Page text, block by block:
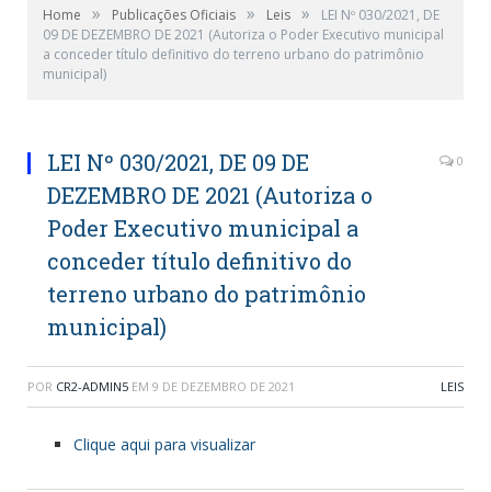
Home » Publicações Oficiais » Leis »
LEI Nº 030/2021, DE
09 DE DEZEMBRO DE 2021 (Autoriza o Poder Executivo municipal
a conceder título definitivo do terreno urbano do patrimônio
municipal)
LEI Nº 030/2021, DE 09 DE
DEZEMBRO DE 2021 (Autoriza o
Poder Executivo municipal a
conceder título definitivo do
terreno urbano do patrimônio
municipal)
0
POR CR2-ADMIN5 EM 9 DE DEZEMBRO DE 2021 LEIS
Clique aqui para visualizar